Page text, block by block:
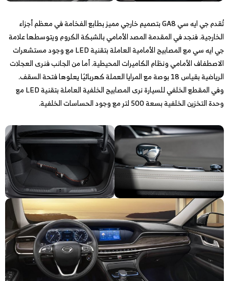
تُقدم جي ايه سي GA8 بتصميم خارجي مميز بطابع الفخامة في معظم أجزاء
الخارجية. فنجد في المقدمة المصد الأمامي بالشبكة الكروم ويتوسطها علامة
جي ايه سي مع المصابيح الأمامية العاملة بتقنية LED مع وجود مستشعرات
الاصطفاف الأمامي ونظام الكاميرات المحيطية. أما من الجانب فنرى العجلات
الرياضية بقياس 18 بوصة مع المرايا العملة كهربائيًا يعلوها فتحة السقف.
وفي المقطع الخلفي للسيارة نرى المصابيح الخلفية العاملة بتقنية LED مع
وحدة التخزين الخلفية بسعة 500 لتر مع وجود الحساسات الخلفية.